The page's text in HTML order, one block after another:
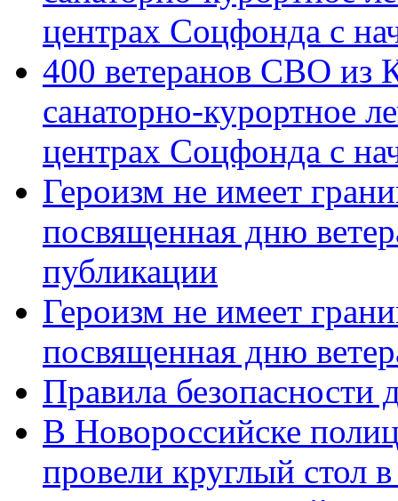
центрах Соцфонда с
400 ветеранов СВО из
санаторно-курортное
центрах Соцфонда с
Героизм не имеет
посвященная дню
публикации
Героизм не имеет
посвященная дню
Правила безопасности
В Новороссийске
провели круглый стол